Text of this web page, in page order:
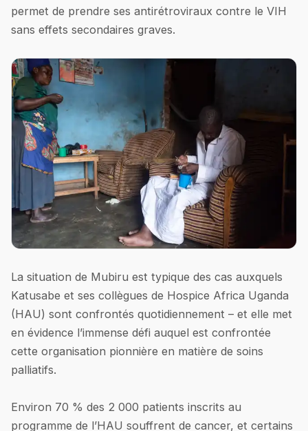
permet de prendre ses antirétroviraux contre le VIH
sans effets secondaires graves.
La situation de Mubiru est typique des cas auxquels
Katusabe et ses collègues de Hospice Africa Uganda
(HAU) sont confrontés quotidiennement – et elle met
en évidence l’immense défi auquel est confrontée
cette organisation pionnière en matière de soins
palliatifs.
Environ 70 % des 2 000 patients inscrits au
programme de l’HAU souffrent de cancer, et certains